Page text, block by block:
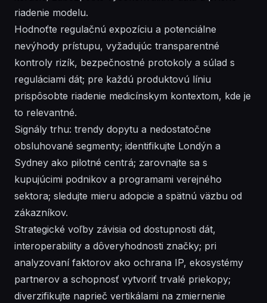
riadenie modelu.
Hodnoťte regulačnú expozíciu a potenciálne
nevýhody prístupu, vyžadujúc transparentné
kontroly rizík, bezpečnostné protokoly a súlad s
reguláciami dát; pre každú produktovú líniu
prispôsobte riadenie medicínskym kontextom, kde je
to relevantné.
Signály trhu: trendy dopytu a nedostatočne
obsluhované segmenty; identifikujte Londýn a
Sydney ako pilotné centrá; zarovnajte sa s
kupujúcimi podnikov a programami verejného
sektora; sledujte mieru adopcie a spätnú väzbu od
zákazníkov.
Strategické voľby závisia od dostupnosti dát,
interoperability a dôveryhodnosti značky; pri
analyzovaní faktorov ako ochrana IP, ekosystémy
partnerov a schopnosť vytvoriť trvalé priekopy;
diverzifikujte naprieč vertikálami na zmiernenie